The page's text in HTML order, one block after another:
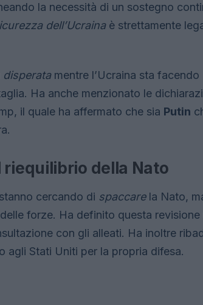
la necessità di un sostegno
dell’Ucrainaè strettamente
disperatamentre l’Ucraina sta facendo
Ha anche menzionato le
il quale ha affermato che sia Putin
riequilibrio della Nato
cercando di spaccarela Nato,
delle forze. Ha definito questa revisione
con gli alleati. Ha inoltre
agli Stati Uniti per la propria difesa.